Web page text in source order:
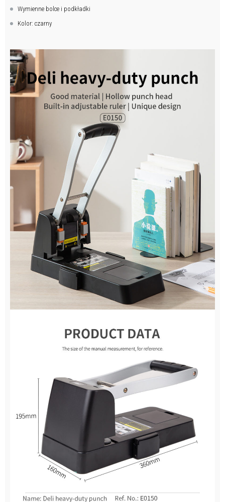
Wymienne bolce i podkładki
Kolor: czarny